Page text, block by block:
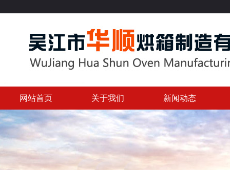
网站首页 关于我们 新闻动态